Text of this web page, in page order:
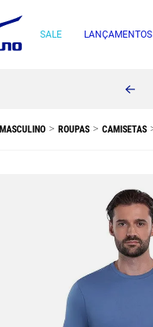
SALE LANÇAMENTOS
MASCULINO ROUPAS CAMISETAS